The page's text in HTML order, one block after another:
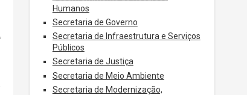
Humanos
Secretaria de Governo
Secretaria de Infraestrutura e Serviços
Públicos
Secretaria de Justiça
Secretaria de Meio Ambiente
Secretaria de Modernização,